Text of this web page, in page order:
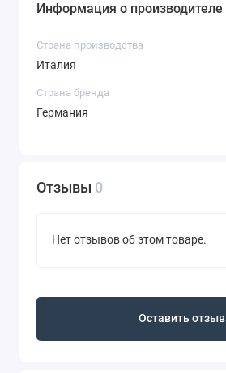
Информация о производителе
Страна производства
Италия
Страна бренда
Германия
Отзывы 0
Нет отзывов об этом товаре.
Оставить отзыв